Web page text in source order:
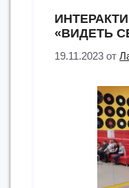
«ВИДЕТЬ
19.11.2023 от